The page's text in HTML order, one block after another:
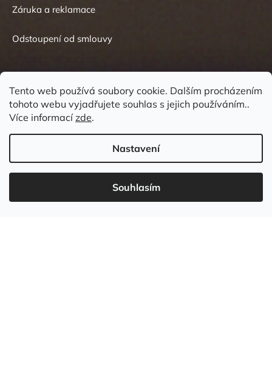
Tento web používá soubory cookie. Dalším procházením
tohoto webu vyjadřujete souhlas s jejich používáním..
Více informacízde.
Nastavení
Souhlasím
Záruka a reklamace
Odstoupení od smlouvy
Kontakt